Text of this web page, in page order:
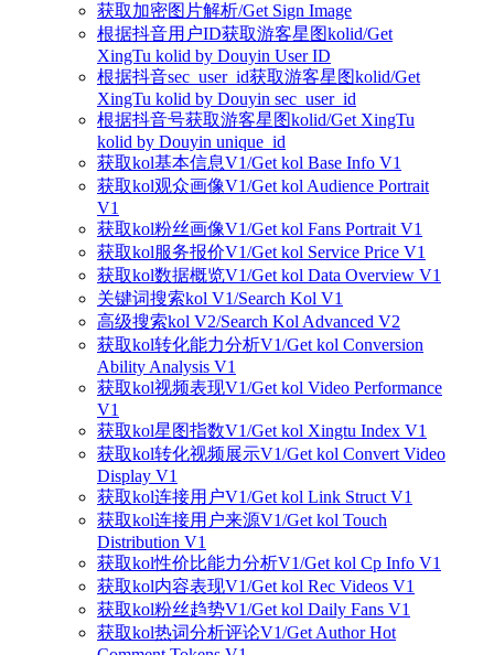
获取加密图片解析/Get Sign Image
根据抖音用户ID获取游客星图kolid/Get
XingTu kolid by Douyin User ID
根据抖音sec_user_id获取游客星图kolid/Get
XingTu kolid by Douyin sec_user_id
根据抖音号获取游客星图kolid/Get XingTu
kolid by Douyin unique_id
获取kol基本信息V1/Get kol Base Info V1
获取kol观众画像V1/Get kol Audience Portrait
V1
获取kol粉丝画像V1/Get kol Fans Portrait V1
获取kol服务报价V1/Get kol Service Price V1
获取kol数据概览V1/Get kol Data Overview V1
关键词搜索kol V1/Search Kol V1
高级搜索kol V2/Search Kol Advanced V2
获取kol转化能力分析V1/Get kol Conversion
Ability Analysis V1
获取kol视频表现V1/Get kol Video Performance
V1
获取kol星图指数V1/Get kol Xingtu Index V1
获取kol转化视频展示V1/Get kol Convert Video
Display V1
获取kol连接用户V1/Get kol Link Struct V1
获取kol连接用户来源V1/Get kol Touch
Distribution V1
获取kol性价比能力分析V1/Get kol Cp Info V1
获取kol内容表现V1/Get kol Rec Videos V1
获取kol粉丝趋势V1/Get kol Daily Fans V1
获取kol热词分析评论V1/Get Author Hot